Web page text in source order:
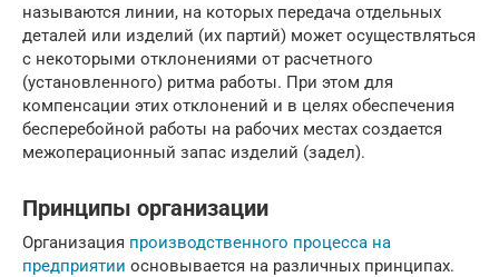
называются линии, на которых передача отдельных
деталей или изделий (их партий) может осуществляться
с некоторыми отклонениями от расчетного
(установленного) ритма работы. При этом для
компенсации этих отклонений и в целях обеспечения
бесперебойной работы на рабочих местах создается
межоперационный запас изделий (задел).
Принципы организации
Организация производственного процесса на
предприятии основывается на различных принципах.